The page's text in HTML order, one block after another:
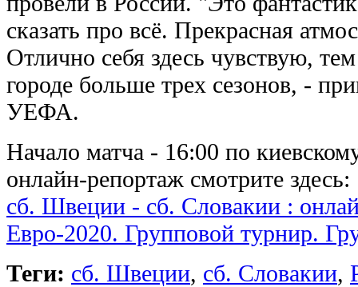
сказать про всё. Прекрасная
Отлично себя здесь чувствую,
городе больше трех сезонов, -
УЕФА.
Начало матча - 16:00 по
онлайн-репортаж смотрите здесь:
сб. Швеции - сб. Словакии :
Евро-2020. Групповой турнир.
Теги: сб. Швеции, сб. Словакии,